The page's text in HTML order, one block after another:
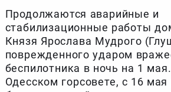
Продолжаются аварийные и
стабилизационные работы
Князя Ярослава Мудрого
поврежденного ударом
беспилотника в ночь на 1
Одесском горсовете, с 16 мая